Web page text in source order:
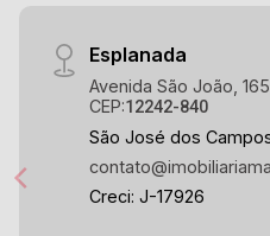
Esplanada
Avenida São João,
CEP:12242-840
São José dos
Creci: J-17926